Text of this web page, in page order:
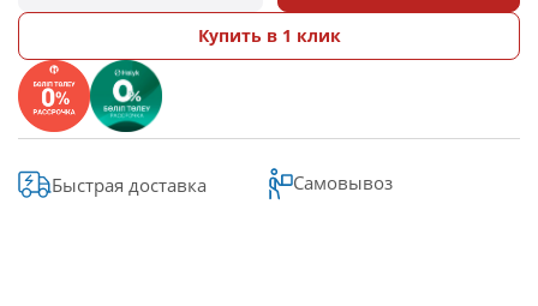
Купить в 1 клик
Быстрая доставка Самовывоз